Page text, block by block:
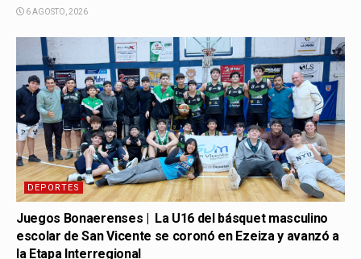
6 AGOSTO, 2026
DEPORTES
Juegos Bonaerenses | La U16 del básquet masculino
escolar de San Vicente se coronó en Ezeiza y avanzó a
la Etapa Interregional